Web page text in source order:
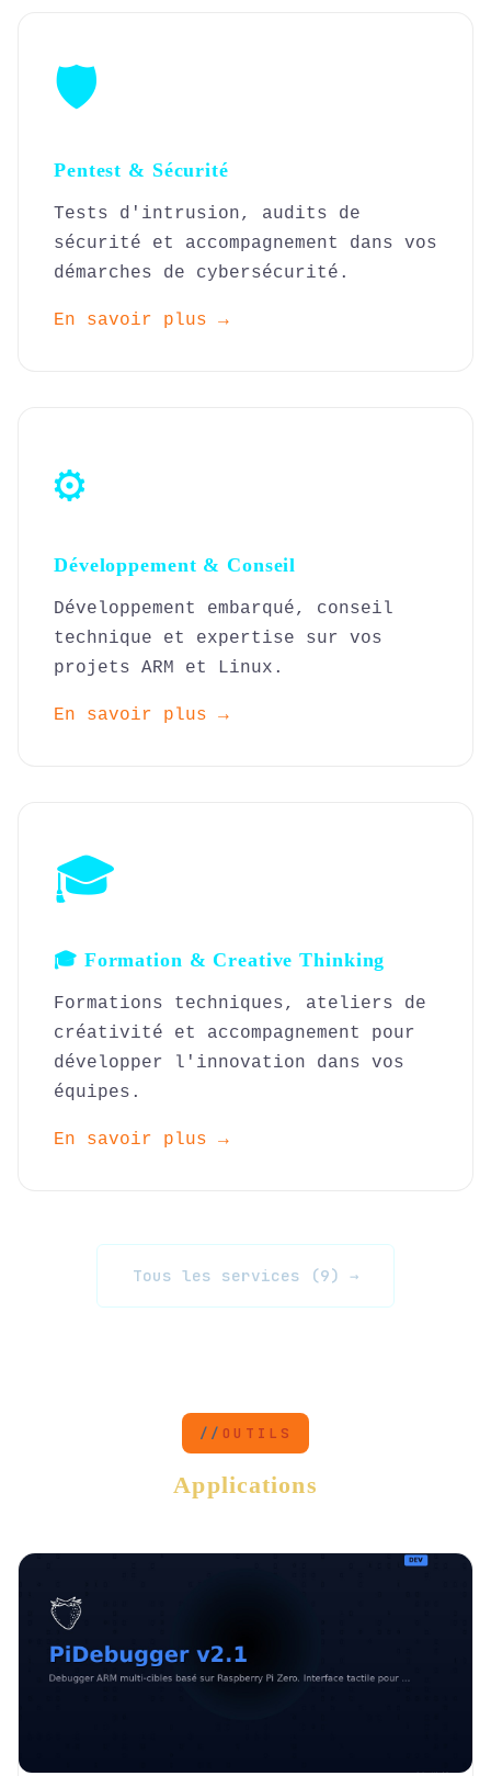
🛡️
Pentest & Sécurité
Tests d'intrusion, audits de
sécurité et accompagnement dans vos
démarches de cybersécurité.
En savoir plus →
⚙️
Développement & Conseil
Développement embarqué, conseil
technique et expertise sur vos
projets ARM et Linux.
En savoir plus →
🎓
🎓 Formation & Creative Thinking
Formations techniques, ateliers de
créativité et accompagnement pour
développer l'innovation dans vos
équipes.
En savoir plus →
Tous les services (9) →
OUTILS
Applications